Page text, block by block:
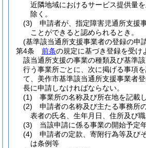
近隣地域におけるサービス提供量
除く。
(3)
申請者が、指定障害児通所支援
ことができると認められるとき。
(基準該当通所支援事業者の登録の申
第4条
前条の規定に基づき登録を受け
該当通所支援の事業の種類及び基準
行う事業所ごとに、次に掲げる事項
て、美作市基準該当通所支援事業者
長に申請しなければならない。
(1)
事業所の名称及び所在地を記載
(2)
申請者の名称及び主たる事務所
表者の氏名、生年月日、住所及び
(3)
当該申請に係る事業の開始予定
(4)
申請者の定款、寄附行為等及び
は条例等